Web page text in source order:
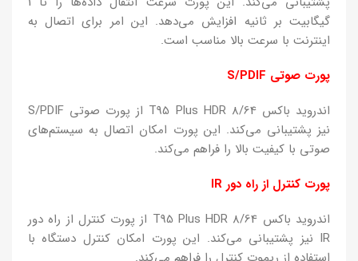
گیگابیت بر ثانیه افزایش می‌دهد. این امر برای اتصال به
اینترنت با سرعت بالا مناسب است.
پورت صوتی S/PDIF
اندروید باکس T95 Plus HDR 8/64 از پورت صوتی S/PDIF
نیز پشتیبانی می‌کند. این پورت امکان اتصال به سیستم‌های
صوتی با کیفیت بالا را فراهم می‌کند.
پورت کنترل از راه دور IR
اندروید باکس T95 Plus HDR 8/64 از پورت کنترل از راه دور
IR نیز پشتیبانی می‌کند. این پورت امکان کنترل دستگاه با